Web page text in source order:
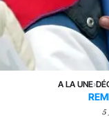
A LA UNE›
5